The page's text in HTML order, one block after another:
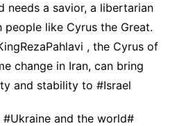
needs a savior, a libertarian
like Cyrus the Great.
, the Cyrus of
change in Iran, can bring
and stability to #Israel ,
#Iran, Middle East, #Ukraine and the world